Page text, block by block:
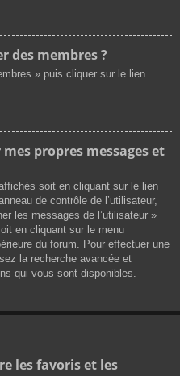
des membres ?
» puis cliquer sur le lien
propres messages et
soit en cliquant sur le lien
de contrôle de l’utilisateur,
les messages de l’utilisateur »
en cliquant sur le menu
du forum. Pour effectuer une
la recherche avancée et
qui vous sont disponibles.
les favoris et les